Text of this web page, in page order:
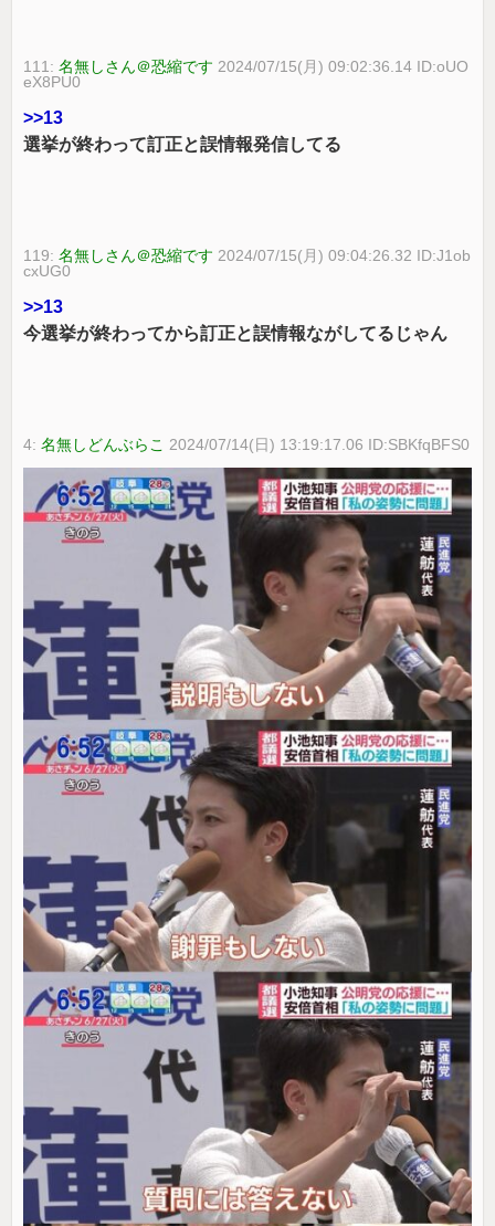
111:名無しさん＠恐縮です 2024/07/15(月) 09:02:36.14 ID:oUO
eX8PU0
>>13
選挙が終わって訂正と誤情報発信してる
119:名無しさん＠恐縮です 2024/07/15(月) 09:04:26.32 ID:J1ob
cxUG0
>>13
今選挙が終わってから訂正と誤情報ながしてるじゃん
4:名無しどんぶらこ 2024/07/14(日) 13:19:17.06 ID:SBKfqBFS0